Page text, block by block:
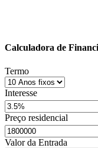
Calculadora de
Termo
Interesse
Preço residencial
Valor da Entrada